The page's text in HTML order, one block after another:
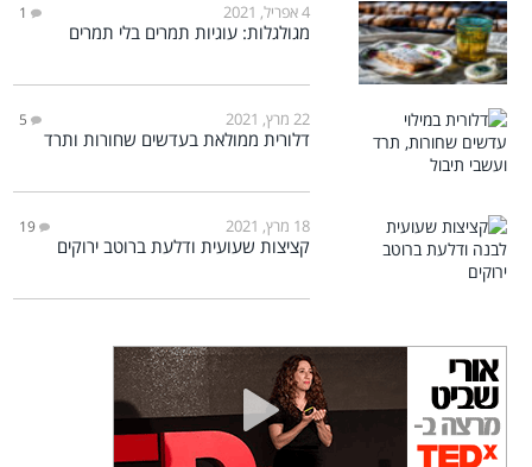
4 אפריל, 2021 1
מגולגלות: עוגיות תמרים בלי תמרים
22 מרץ, 2021 5
דלורית ממולאת בעדשים שחורות ותרד
18 מרץ, 2021 19
קציצות שעועית ודלעת ברוטב ירוקים